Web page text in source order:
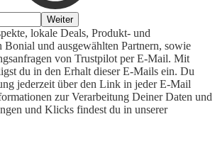
Weiter
lokale Deals, Produkt- und
Bonial und ausgewählten Partnern, sowie
von Trustpilot per E-Mail. Mit
du in den Erhalt dieser E-Mails ein. Du
jederzeit über den Link in jeder E-Mail
zur Verarbeitung Deiner Daten und
und Klicks findest du in unserer